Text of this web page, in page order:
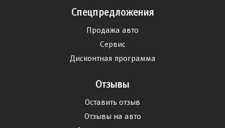
Спецпредложения
Продажа авто
Сервис
Дисконтная программа
Отзывы
Оставить отзыв
Отзывы на авто